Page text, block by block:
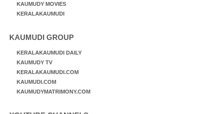
KAUMUDY MOVIES
KERALAKAUMUDI
KAUMUDI GROUP
KERALAKAUMUDI DAILY
KAUMUDY TV
KERALAKAUMUDI.COM
KAUMUDI.COM
KAUMUDYMATRIMONY.COM